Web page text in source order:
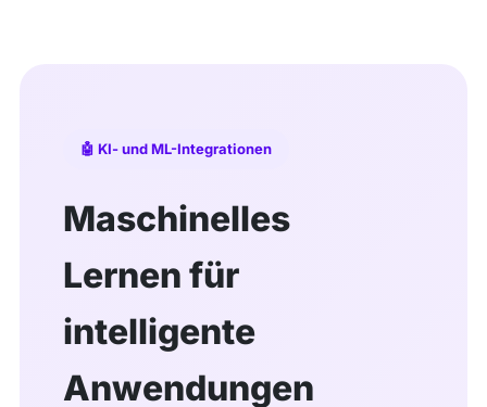
🤖 KI- und ML-Integrationen
Maschinelles
Lernen für
intelligente
Anwendungen